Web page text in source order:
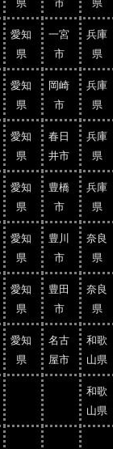
県
市
県
愛知
県
一宮
市
兵庫
県
愛知
県
岡崎
市
兵庫
県
愛知
県
春日
井市
兵庫
県
愛知
県
豊橋
市
兵庫
県
愛知
県
豊川
市
奈良
県
愛知
県
豊田
市
奈良
県
愛知
県
名古
屋市
和歌
山県
和歌
山県